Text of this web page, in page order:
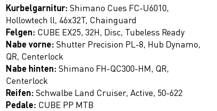
Kurbelgarnitur: Shimano Cues FC-U6010,
Hollowtech ll, 46x32T, Chainguard
Felgen: CUBE EX25, 32H, Disc, Tubeless Ready
Nabe vorne: Shutter Precision PL-8, Hub Dynamo,
QR, Centerlock
Nabe hinten: Shimano FH-QC300-HM, QR,
Centerlock
Reifen: Schwalbe Land Cruiser, Active, 50-622
Pedale: CUBE PP MTB